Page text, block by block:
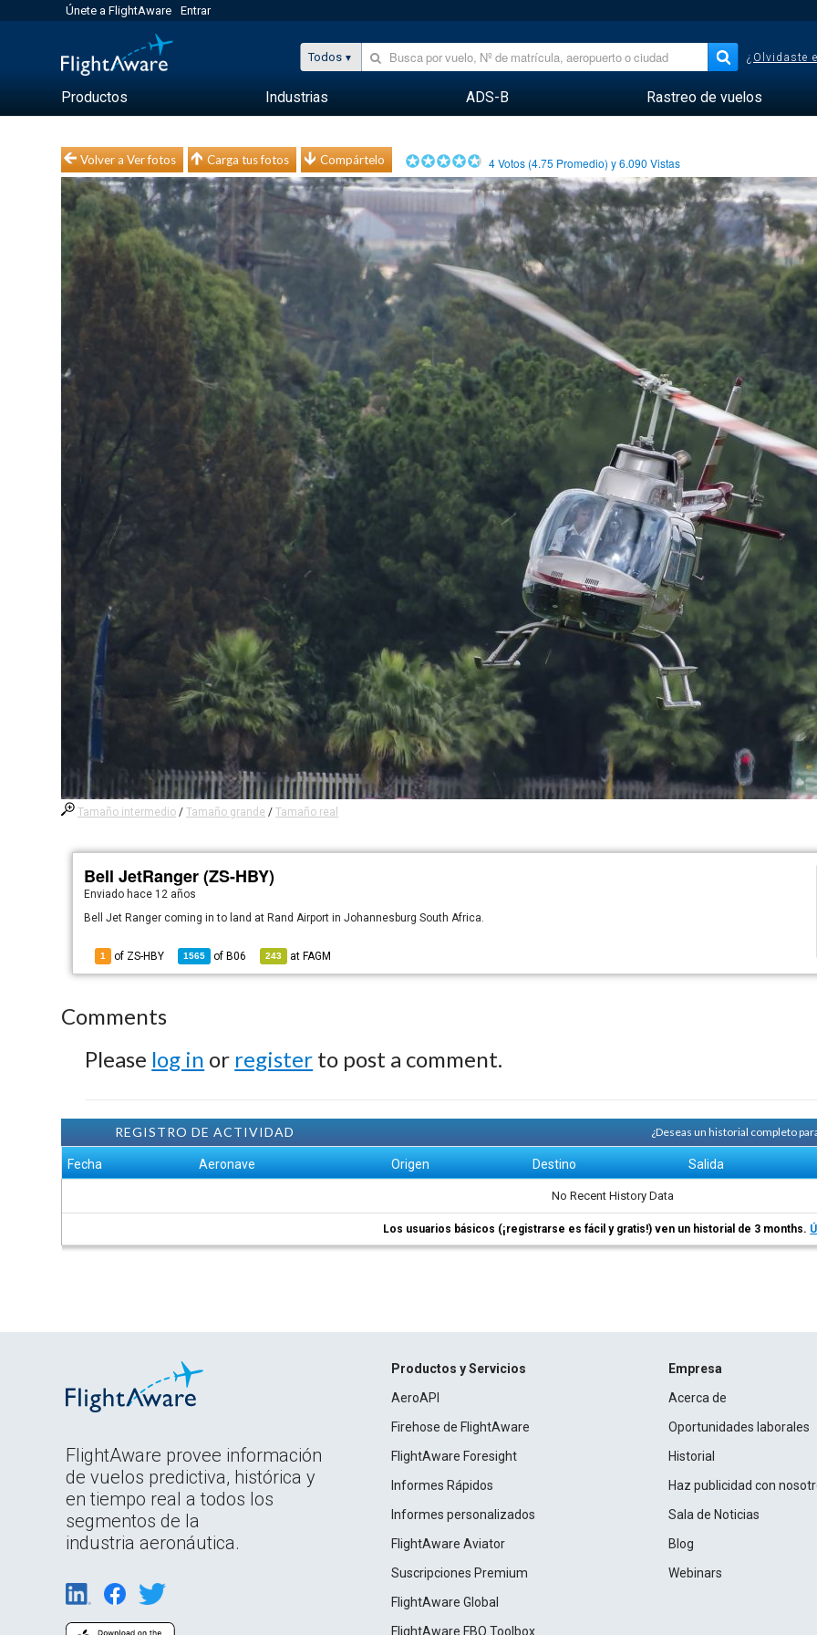
Únete a FlightAware Entrar
Todos ¿Olvidaste
Productos Industrias ADS-B Rastreo de vuelos
Volver a Ver fotos Carga tus fotos Compártelo 4Votos (4.75 Promedio) y6.090 Vistas
Tamaño intermedio /Tamaño grande /Tamaño real
Bell JetRanger (ZS-HBY)
Enviado hace 12 años
Bell Jet Ranger coming in to land at Rand Airport in Johannesburg South Africa.
1 of ZS-HBY 1565 of B06 243 at FAGM
Comments
Please log in or register to post a comment.
REGISTRO DE ACTIVIDAD ¿Deseas un historial completo
Fecha Aeronave Origen Destino Salida
No Recent History Data
Los usuarios básicos (¡registrarse es fácil y gratis!) ven un historial de 3 months.
FlightAware provee información
de vuelos predictiva, histórica y
en tiempo real a todos los
segmentos de la
industria aeronáutica.
Productos y Servicios
AeroAPI
Firehose de FlightAware
FlightAware Foresight
Informes Rápidos
Informes personalizados
FlightAware Aviator
Suscripciones Premium
FlightAware Global
FlightAware FBO Toolbox
Empresa
Acerca de
Oportunidades laborales
Historial
Haz publicidad con
Sala de Noticias
Blog
Webinars